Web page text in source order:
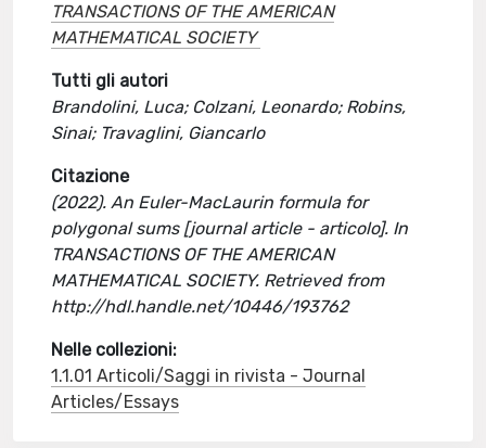
TRANSACTIONS OF THE AMERICAN
MATHEMATICAL SOCIETY
Tutti gli autori
Brandolini, Luca; Colzani, Leonardo; Robins,
Sinai; Travaglini, Giancarlo
Citazione
(2022). An Euler-MacLaurin formula for
polygonal sums [journal article - articolo]. In
TRANSACTIONS OF THE AMERICAN
MATHEMATICAL SOCIETY. Retrieved from
http://hdl.handle.net/10446/193762
Nelle collezioni:
1.1.01 Articoli/Saggi in rivista - Journal
Articles/Essays